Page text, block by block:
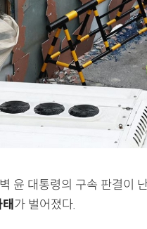
윤 대통령의 구속 판결이
가 벌어졌다.